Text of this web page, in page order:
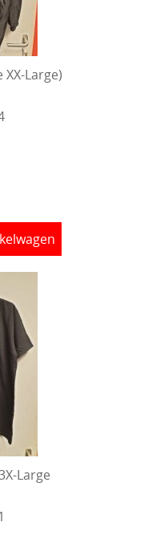
XX-Large)
Large